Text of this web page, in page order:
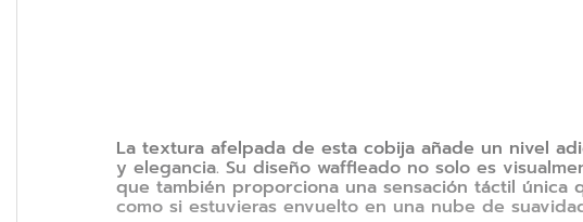
La textura afelpada de esta cobija añade un nivel
y elegancia. Su diseño waffleado no solo es
que también proporciona una sensación táctil única
como si estuvieras envuelto en una nube de